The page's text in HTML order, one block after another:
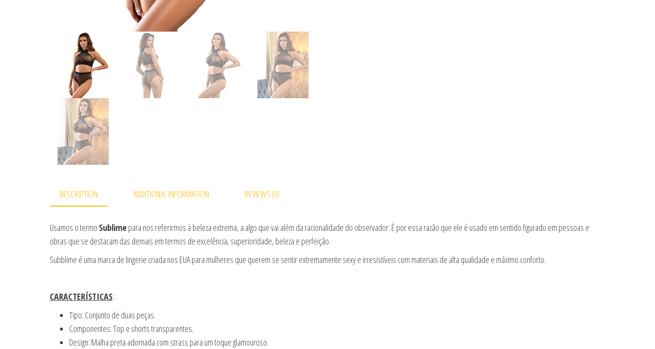
DESCRIPTION ADDITIONAL INFORMATION REVIEWS (0)
Usamos o termo Sublime para nos referirmos à beleza extrema, a algo que vai além da racionalidade do observador. É por essa razão que ele é usado em sentido figurado em pessoas e
obras que se destacam das demais em termos de excelência, superioridade, beleza e perfeição.
Subblime é uma marca de lingerie criada nos EUA para mulheres que querem se sentir extremamente sexy e irresistíveis com materiais de alta qualidade e máximo conforto.
CARACTERÍSTICAS:
Tipo: Conjunto de duas peças.
Componentes: Top e shorts transparentes.
Design: Malha preta adornada com strass para um toque glamouroso.